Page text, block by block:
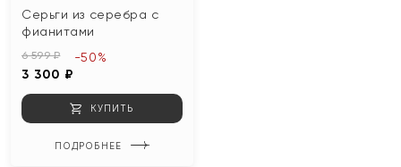
Серьги из серебра с
фианитами
6 599 ₽
3 300 ₽
-50%
КУПИТЬ
ПОДРОБНЕЕ